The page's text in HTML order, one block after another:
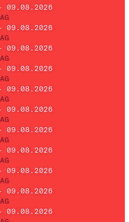
09.08.2026
09.08.2026
09.08.2026
09.08.2026
09.08.2026
09.08.2026
09.08.2026
09.08.2026
09.08.2026
09.08.2026
09.08.2026